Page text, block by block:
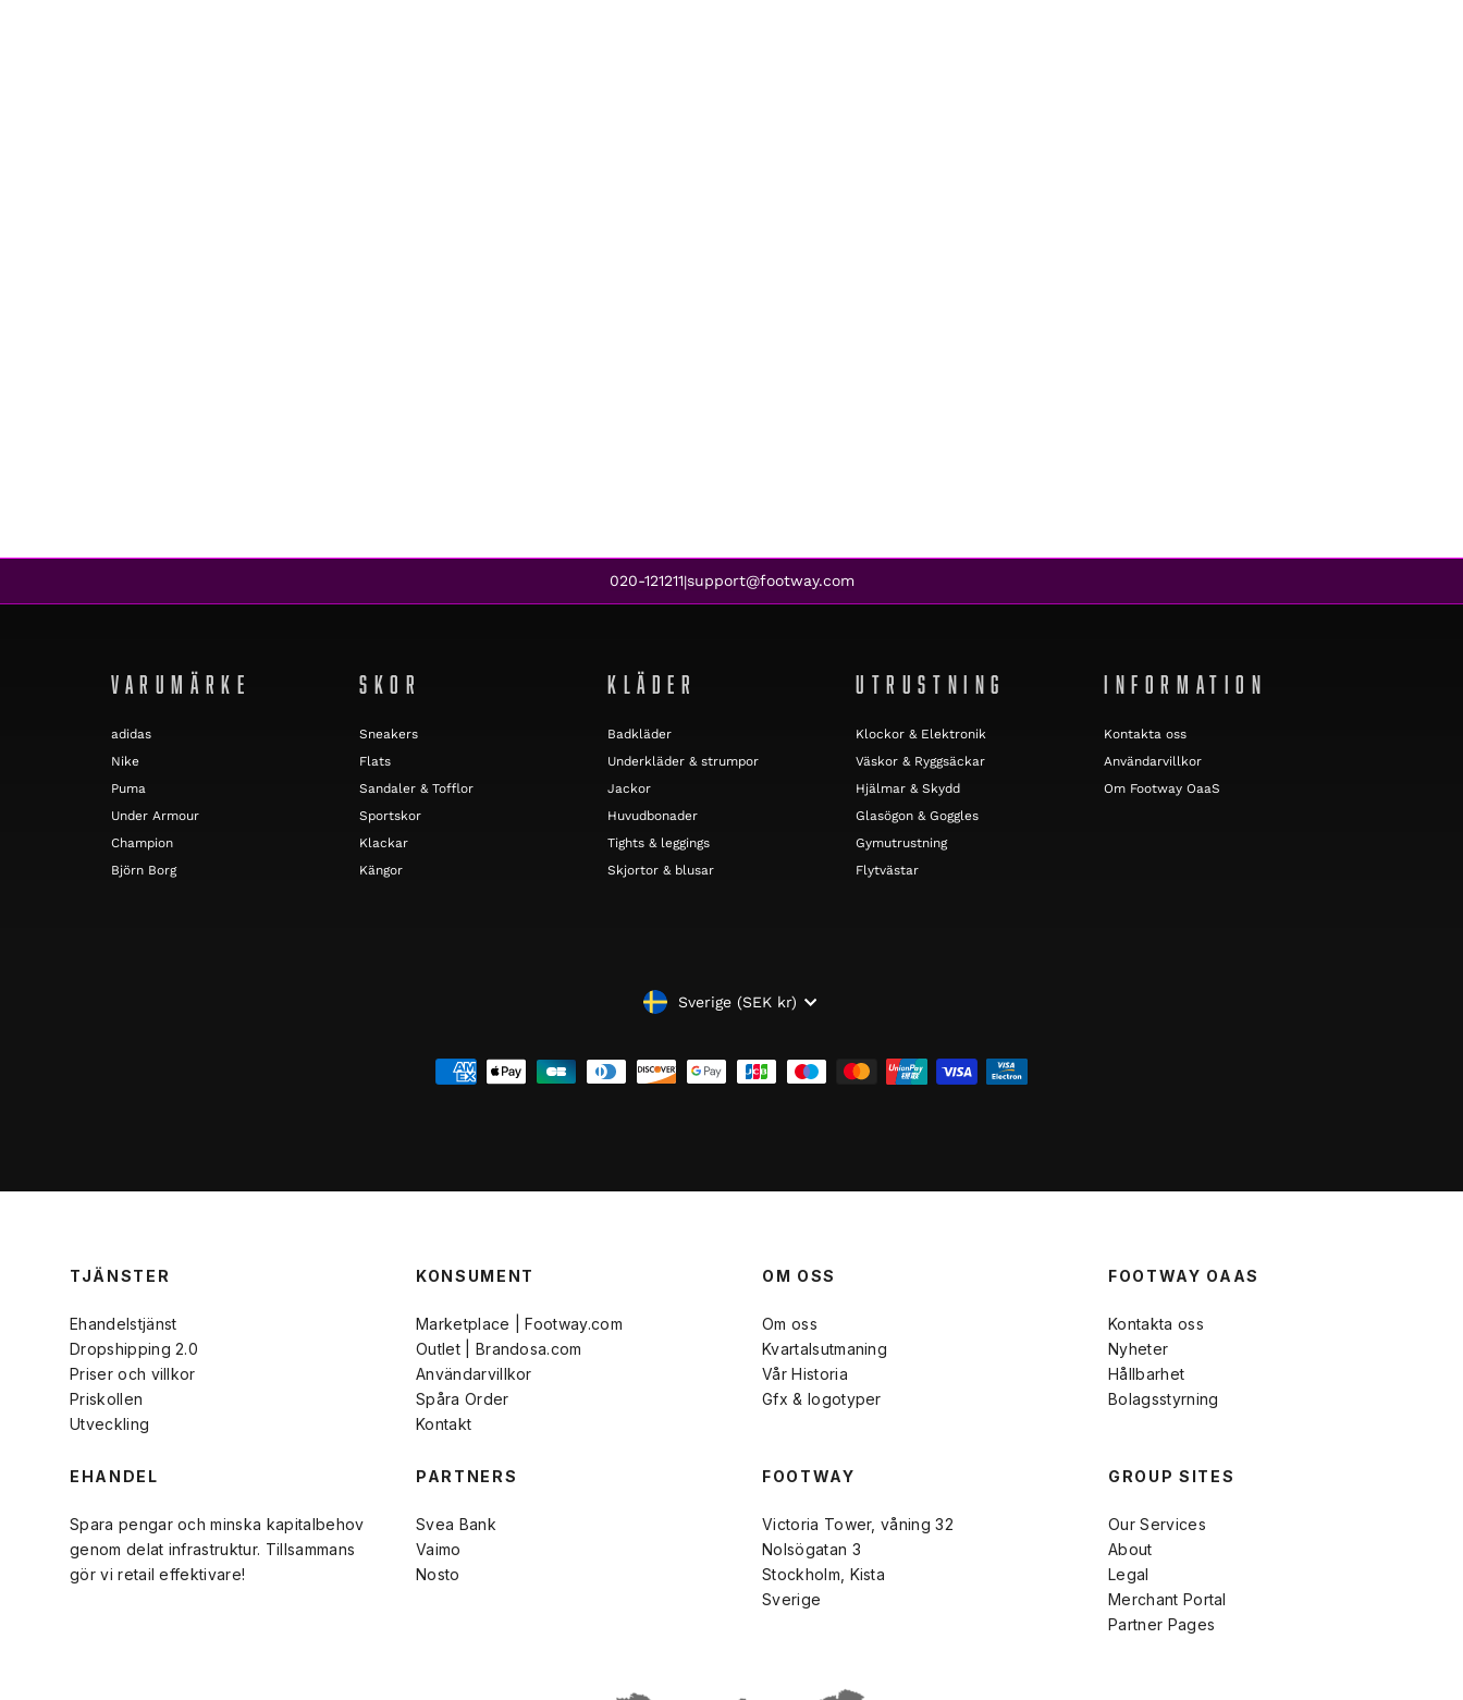
020-121211|support@footway.com
VARUMÄRKE
adidas
Nike
Puma
Under Armour
Champion
Björn Borg
SKOR
Sneakers
Flats
Sandaler & Tofflor
Sportskor
Klackar
Kängor
KLÄDER
Badkläder
Underkläder & strumpor
Jackor
Huvudbonader
Tights & leggings
Skjortor & blusar
UTRUSTNING
Klockor & Elektronik
Väskor & Ryggsäckar
Hjälmar & Skydd
Glasögon & Goggles
Gymutrustning
Flytvästar
INFORMATION
Kontakta oss
Användarvillkor
Om Footway OaaS
VALUTA
Sverige (SEK kr)
TJÄNSTER
Ehandelstjänst
Dropshipping 2.0
Priser och villkor
Priskollen
Utveckling
KONSUMENT
Marketplace | Footway.com
Outlet | Brandosa.com
Användarvillkor
Spåra Order
Kontakt
OM OSS
Om oss
Kvartalsutmaning
Vår Historia
Gfx & logotyper
FOOTWAY OAAS
Kontakta oss
Nyheter
Hållbarhet
Bolagsstyrning
EHANDEL
Spara pengar och minska kapitalbehov
genom delat infrastruktur. Tillsammans
gör vi retail effektivare!
PARTNERS
Svea Bank
Vaimo
Nosto
FOOTWAY
Victoria Tower, våning 32
Nolsögatan 3
Stockholm, Kista
Sverige
GROUP SITES
Our Services
About
Legal
Merchant Portal
Partner Pages